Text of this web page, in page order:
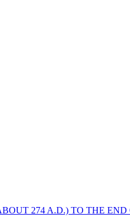
274 A.D.) TO THE